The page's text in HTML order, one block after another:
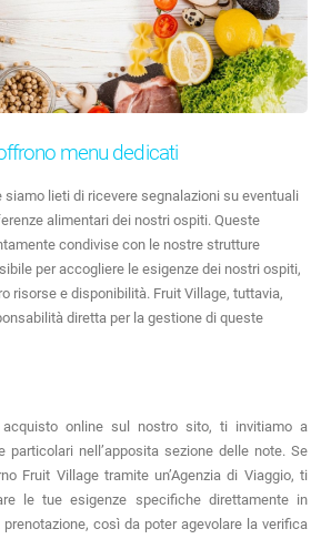
menu dedicati
siamo lieti di ricevere segnalazioni su eventuali
alimentari dei nostri ospiti. Queste
condivise con le nostre strutture
per accogliere le esigenze dei nostri ospiti,
risorse e disponibilità. Fruit Village, tuttavia,
diretta per la gestione di queste
online sul nostro sito, ti invitiamo a
particolari nell’apposita sezione delle note. Se
Fruit Village tramite un’Agenzia di Viaggio, ti
le tue esigenze specifiche direttamente in
così da poter agevolare la verifica